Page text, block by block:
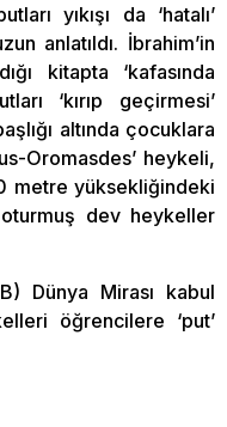
yıkışı da ‘hatalı’
anlatıldı. İbrahim’in
kitapta ‘kafasında
‘kırıp geçirmesi’
altında çocuklara
Oromasdes’ heykeli,
metre yüksekliğindeki
dev heykeller
Dünya Mirası kabul
öğrencilere ‘put’